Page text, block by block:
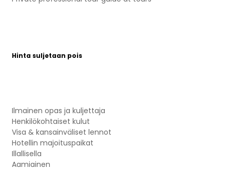
Hinta suljetaan pois
Ilmainen opas ja kuljettaja
Henkilökohtaiset kulut
Visa & kansainväliset lennot
Hotellin majoituspaikat
Illallisella
Aamiainen